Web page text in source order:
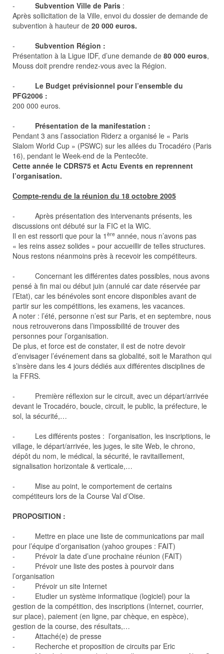
- Subvention Ville de Paris :
Après sollicitation de la Ville, envoi du dossier de demande de
subvention à hauteur de 20 000 euros.
- Subvention Région :
Présentation à la Ligue IDF, d’une demande de 80 000 euros,
Mouss doit prendre rendez-vous avec la Région.
- Le Budget prévisionnel pour l’ensemble du
PFG2006 :
200 000 euros.
- Présentation de la manifestation :
Pendant 3 ans l’association Riderz a organisé le « Paris
Slalom World Cup » (PSWC) sur les allées du Trocadéro (Paris
16), pendant le Week-end de la Pentecôte.
Cette année le CDRS75 et Actu Events en reprennent
l’organisation.
Compte-rendu de la réunion du 18 octobre 2005
- Après présentation des intervenants présents, les
discussions ont débuté sur la FIC et la WIC.
Il en est ressorti que pour la 1 ère année, nous n’avons pas
« les reins assez solides » pour accueillir de telles structures.
Nous restons néanmoins près à recevoir les compétiteurs.
- Concernant les différentes dates possibles, nous avons
pensé à fin mai ou début juin (annulé car date réservée par
l’Etat), car les bénévoles sont encore disponibles avant de
partir sur les compétitions, les examens, les vacances.
A noter : l’été, personne n’est sur Paris, et en septembre, nous
nous retrouverons dans l’impossibilité de trouver des
personnes pour l’organisation.
De plus, et force est de constater, il est de notre devoir
d’envisager l’événement dans sa globalité, soit le Marathon qui
s’insère dans les 4 jours dédiés aux différentes disciplines de
la FFRS.
- Première réflexion sur le circuit, avec un départ/arrivée
devant le Trocadéro, boucle, circuit, le public, la préfecture, le
sol, la sécurité,…
- Les différents postes : l’organisation, les inscriptions, le
village, le départ/arrivée, les juges, le site Web, le chrono,
dépôt du nom, le médical, la sécurité, le ravitaillement,
signalisation horizontale & verticale,…
- Mise au point, le comportement de certains
compétiteurs lors de la Course Val d’Oise.
PROPOSITION :
- Mettre en place une liste de communications par mail
pour l’équipe d’organisation (yahoo groupes : FAIT)
- Prévoir la date d’une prochaine réunion (FAIT)
- Prévoir une liste des postes à pourvoir dans
l’organisation
- Prévoir un site Internet
- Etudier un système informatique (logiciel) pour la
gestion de la compétition, des inscriptions (Internet, courrier,
sur place), paiement (en ligne, par chèque, en espèce),
gestion de la course, des résultats,…
- Attaché(e) de presse
- Recherche et proposition de circuits par Eric